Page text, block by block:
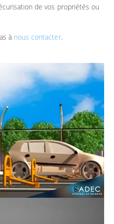
de vos propriétés ou
à nous contacter.